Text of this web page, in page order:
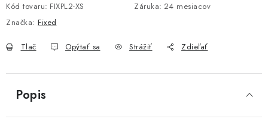
Kód tovaru: FIXPL2-XS Záruka: 24 mesiacov
Značka: Fixed
Tlač Opýtať sa Strážiť Zdieľať
Popis